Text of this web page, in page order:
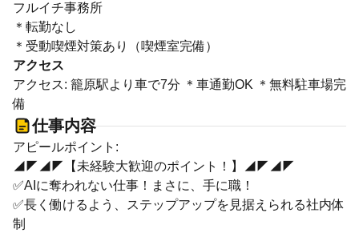
フルイチ事務所
＊転勤なし
＊受動喫煙対策あり（喫煙室完備）
アクセス
アクセス: 籠原駅より車で7分 ＊車通勤OK ＊無料駐車場完
備
仕事内容
アピールポイント:
◢◤◢◤【未経験大歓迎のポイント！】◢◤◢◤
✅AIに奪われない仕事！まさに、手に職！
✅長く働けるよう、ステップアップを見据えられる社内体
制